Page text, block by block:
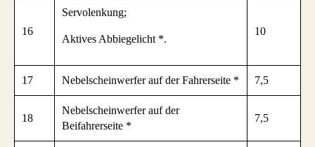
16
Servolenkung;
Aktives Abbiegelicht *.
10
17 Nebelscheinwerfer auf der Fahrerseite * 7,5
18
Nebelscheinwerfer auf der
Beifahrerseite *
7,5